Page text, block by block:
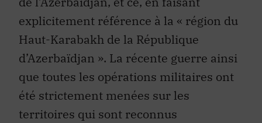
explicitement référence à la « région du
Haut-Karabakh de la République
d’Azerbaïdjan ». La récente guerre ainsi
que toutes les opérations militaires ont
été strictement menées sur les
territoires qui sont reconnus